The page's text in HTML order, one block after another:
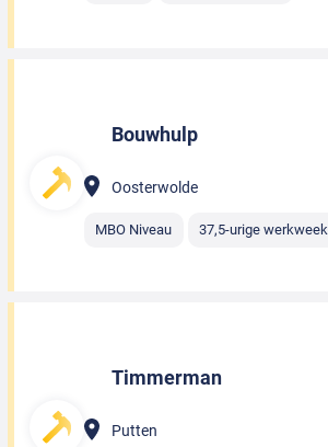
Bouwhulp
Oosterwolde
MBO Niveau 37,5-urige werkweek
Timmerman
Putten